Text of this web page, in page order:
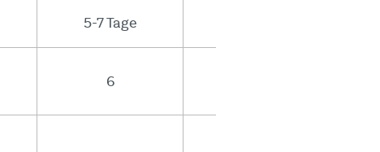
5-7 Tage
6